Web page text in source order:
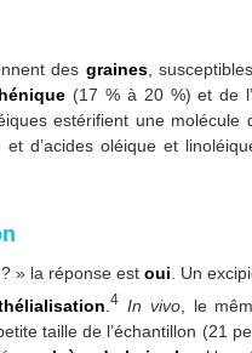
des graines,
(17 % à 20 %) et de
estérifient une molécule
d’acides oléique et
? » la réponse est oui . Un
.4 In vivo, le
taille de l’échantillon (21